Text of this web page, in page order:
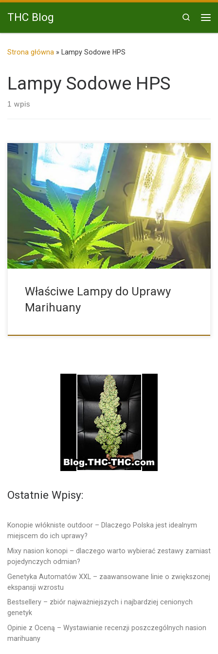
Przejdź do treści
THC Blog
Search
Strona główna » Lampy Sodowe HPS
Lampy Sodowe HPS
1 wpis
Jakie są Lampy i Jaką Lampę Wybrać do Uprawy Konopi […]
Właściwe Lampy do Uprawy
Marihuany
Ostatnie Wpisy:
Konopie włókniste outdoor – Dlaczego Polska jest idealnym
miejscem do ich uprawy?
Mixy nasion konopi – dlaczego warto wybierać zestawy zamiast
pojedynczych odmian?
Genetyka Automatów XXL – zaawansowane linie o zwiększonej
ekspansji wzrostu
Bestsellery – zbiór najważniejszych i najbardziej cenionych
genetyk
Opinie z Oceną – Wystawianie recenzji poszczególnych nasion
marihuany